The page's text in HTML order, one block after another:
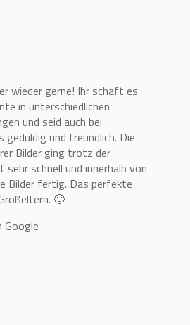
wieder gerne! Ihr schaft es
in unterschiedlichen
und seid auch bei
geduldig und freundlich. Die
Bilder ging trotz der
schnell und innerhalb von
Bilder fertig. Das perfekte
🙂
Google